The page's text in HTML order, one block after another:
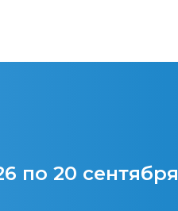
по 20 сентября